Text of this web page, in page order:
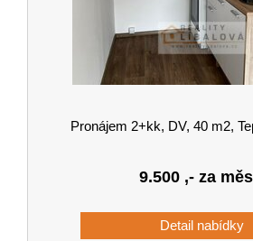
Pronájem 2+kk, DV, 40 m2,
9.500,- za